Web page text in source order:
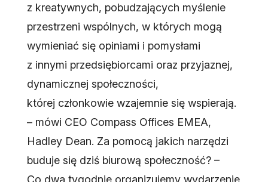
z kreatywnych, pobudzających myślenie
przestrzeni wspólnych, w których mogą
wymieniać się opiniami i pomysłami
z innymi przedsiębiorcami oraz przyjaznej,
dynamicznej społeczności,
której członkowie wzajemnie się wspierają.
– mówi CEO Compass Offices EMEA,
Hadley Dean. Za pomocą jakich narzędzi
buduje się dziś biurową społeczność? –
Co dwa tygodnie organizujemy wydarzenie